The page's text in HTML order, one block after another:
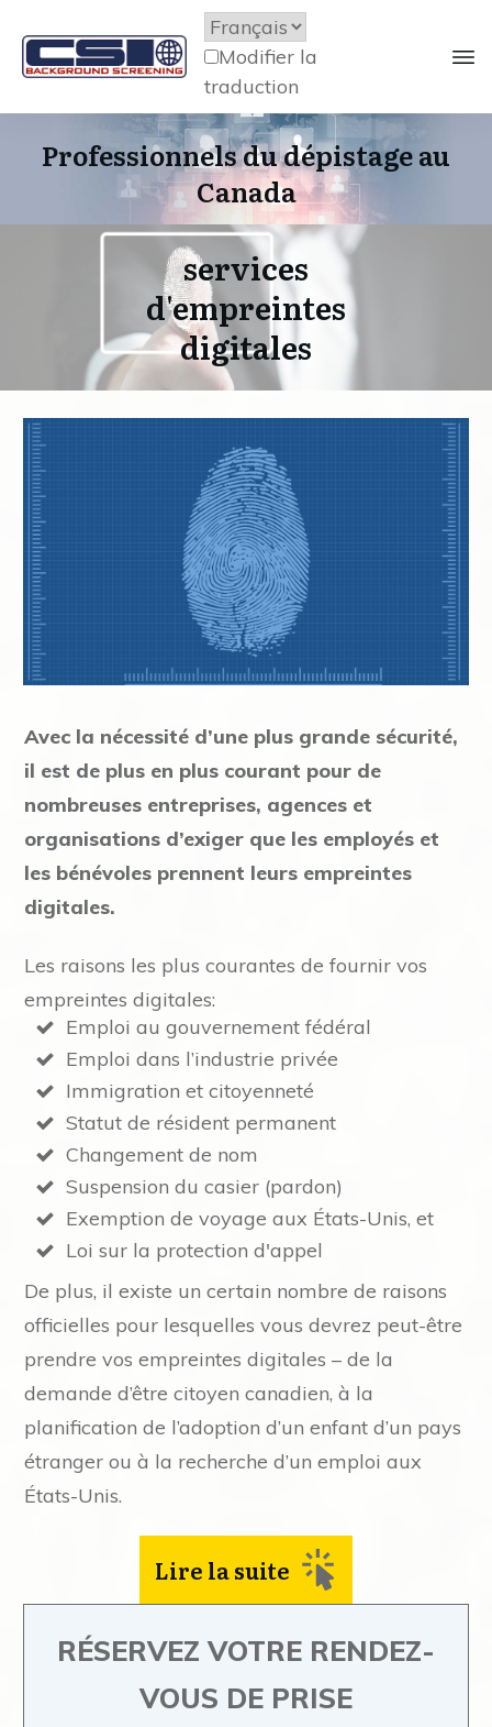
Modifier la
traduction
Professionnels du dépistage au
Canada
services
d'empreintes
digitales
Avec la nécessité d’une plus grande sécurité,
il est de plus en plus courant pour de
nombreuses entreprises, agences et
organisations d’exiger que les employés et
les bénévoles prennent leurs empreintes
digitales.
Les raisons les plus courantes de fournir vos
empreintes digitales:
Emploi au gouvernement fédéral
Emploi dans l’industrie privée
Immigration et citoyenneté
Statut de résident permanent
Changement de nom
Suspension du casier (pardon)
Exemption de voyage aux États-Unis, et
Loi sur la protection d'appel
De plus, il existe un certain nombre de raisons
officielles pour lesquelles vous devrez peut-être
prendre vos empreintes digitales – de la
demande d’être citoyen canadien, à la
planification de l’adoption d’un enfant d’un pays
étranger ou à la recherche d’un emploi aux
États-Unis.
Lire la suite
RÉSERVEZ VOTRE RENDEZ-
VOUS DE PRISE